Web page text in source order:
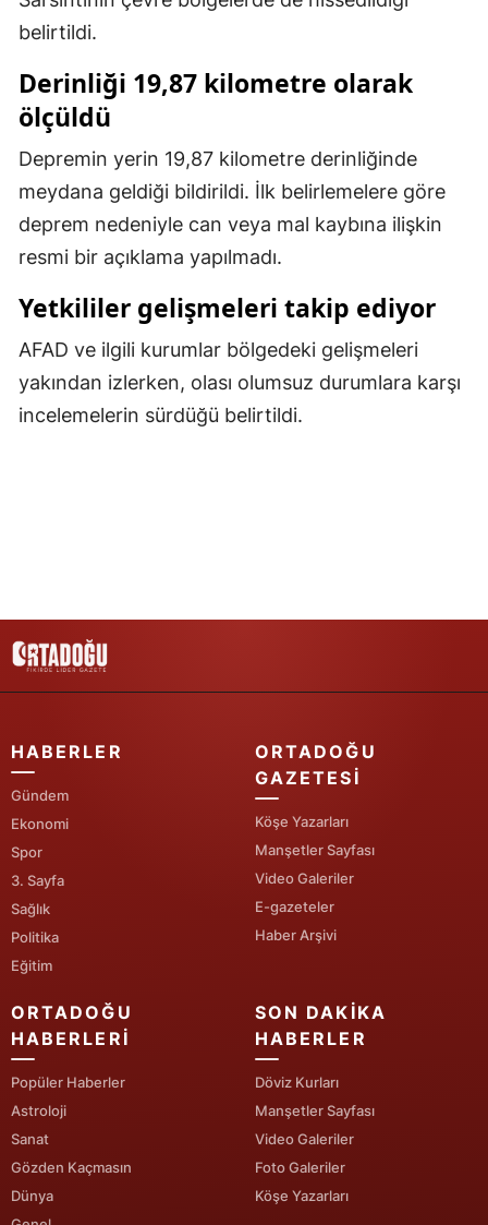
Kayseri
Kocaeli
Konya
Kütahya
Kahramanmaraş
Mardin
Samsun
Sinop
Sivas
Trabzon
Tunceli
Şanlıurfa
Uşak
belirtildi.
Derinliği 19,87 kilometre olarak
ölçüldü
Depremin yerin 19,87 kilometre derinliğinde
meydana geldiği bildirildi. İlk belirlemelere göre
deprem nedeniyle can veya mal kaybına ilişkin
resmi bir açıklama yapılmadı.
Yetkililer gelişmeleri takip ediyor
AFAD ve ilgili kurumlar bölgedeki gelişmeleri
yakından izlerken, olası olumsuz durumlara karşı
incelemelerin sürdüğü belirtildi.
HABERLER
Gündem
Ekonomi
Spor
3. Sayfa
Sağlık
Politika
Eğitim
ORTADOĞU
GAZETESI
Köşe Yazarları
Manşetler Sayfası
Video Galeriler
E-gazeteler
Haber Arşivi
ORTADOĞU
HABERLERI
Popüler Haberler
Astroloji
Sanat
Gözden Kaçmasın
Dünya
SON DAKIKA
HABERLER
Döviz Kurları
Manşetler Sayfası
Video Galeriler
Foto Galeriler
Köşe Yazarları